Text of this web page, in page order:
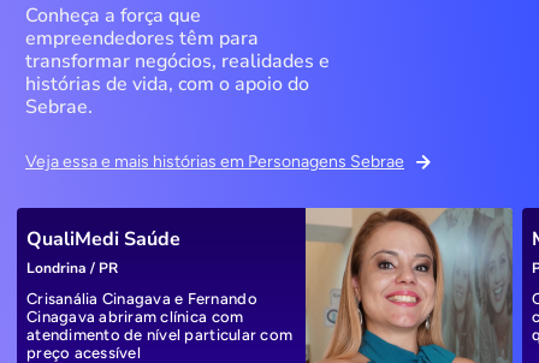
Conheça a força que
empreendedores têm para
transformar negócios, realidades e
histórias de vida, com o apoio do
Sebrae.
Veja essa e mais histórias em Personagens Sebrae
QualiMedi Saúde
Londrina / PR
Crisanália Cinagava e Fernando
Cinagava abriram clínica com
atendimento de nível particular com
preço acessível